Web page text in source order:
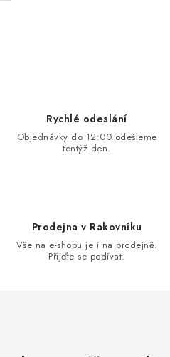
Rychlé odeslání
Objednávky do 12:00 odešleme
tentýž den.
Prodejna v Rakovníku
Vše na e-shopu je i na prodejně.
Přijďte se podívat.